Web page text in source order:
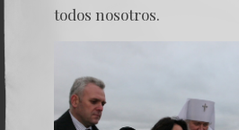
todos nosotros.